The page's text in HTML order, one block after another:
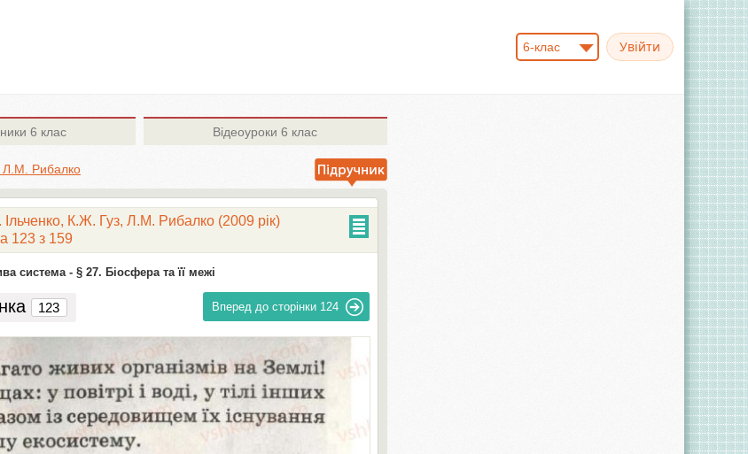
6-клас
6 клас Відеоуроки 6 клас
Л.М. Рибалко
К.Ж. Гуз, Л.М. Рибалко (2009 рік)
123 з 159
система - § 27. Біосфера та її межі
Вперед до сторінки 124